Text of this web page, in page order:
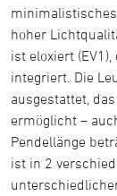
hoher
ist eloxiert
integriert. Die
ausgestattet,
ermöglicht –
Pendellänge
ist in 2